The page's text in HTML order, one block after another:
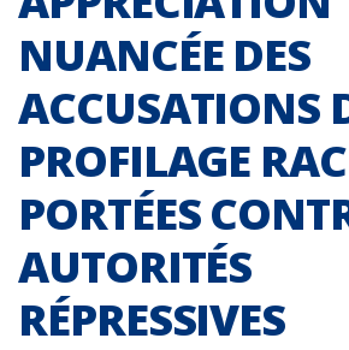
NUANCÉE DES
ACCUSATIONS
PROFILAGE
PORTÉES
AUTORITÉS
RÉPRESSIVES